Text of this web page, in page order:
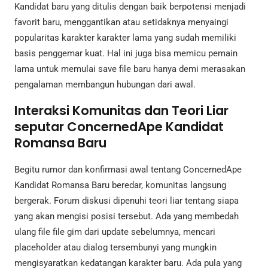
Kandidat baru yang ditulis dengan baik berpotensi menjadi
favorit baru, menggantikan atau setidaknya menyaingi
popularitas karakter karakter lama yang sudah memiliki
basis penggemar kuat. Hal ini juga bisa memicu pemain
lama untuk memulai save file baru hanya demi merasakan
pengalaman membangun hubungan dari awal.
Interaksi Komunitas dan Teori Liar
seputar ConcernedApe Kandidat
Romansa Baru
Begitu rumor dan konfirmasi awal tentang ConcernedApe
Kandidat Romansa Baru beredar, komunitas langsung
bergerak. Forum diskusi dipenuhi teori liar tentang siapa
yang akan mengisi posisi tersebut. Ada yang membedah
ulang file file gim dari update sebelumnya, mencari
placeholder atau dialog tersembunyi yang mungkin
mengisyaratkan kedatangan karakter baru. Ada pula yang